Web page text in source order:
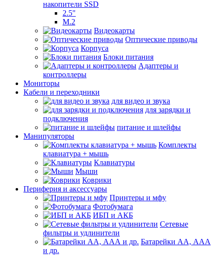
накопители SSD
2.5"
M.2
Видеокарты
Оптические приводы
Корпуса
Блоки питания
Адаптеры и
контроллеры
Мониторы
Кабели и переходники
для видео и звука
для зарядки и
подключения
питание и шлейфы
Манипуляторы
Комплекты
клавиатура + мышь
Клавиатуры
Мыши
Коврики
Периферия и аксессуары
Принтеры и мфу
Фотобумага
ИБП и АКБ
Сетевые
фильтры и удлинители
Батарейки АА, ААА
и др.